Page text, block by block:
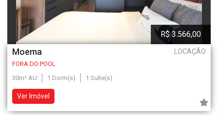
Moema LOCAÇÃO
R$ 3.566,00
FORA DO POOL
30m² AU
1 Dorm(s) 1 Suíte(s)
Ver Imóvel